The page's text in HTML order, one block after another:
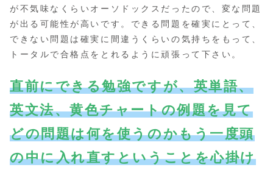
が不気味なくらいオーソドックスだったので、変な問題
が出る可能性が高いです。できる問題を確実にとって、
できない問題は確実に間違うくらいの気持ちをもって、
トータルで合格点をとれるように頑張って下さい。
直前にできる勉強ですが、英単語、
英文法、黄色チャートの例題を見て
どの問題は何を使うのかもう一度頭
の中に入れ直すということを心掛け